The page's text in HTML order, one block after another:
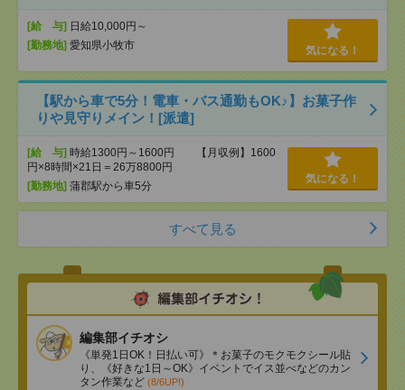
[給 与] 日給10,000円～
[勤務地] 愛知県小牧市 気になる！
【駅から車で5分！電車・バス通勤もOK♪】お菓子作
りや見守りメイン！[派遣]
[給 与] 時給1300円～1600円 【月収例】1600
円×8時間×21日＝26万8800円
[勤務地] 蒲郡駅から車5分
気になる！
すべて見る
編集部イチオシ
《単発1日OK！日払い可》＊お菓子のモクモクシール貼
り、《好きな1日～OK》イベントでイス並べなどのカン
タン作業など (8/6UP!)